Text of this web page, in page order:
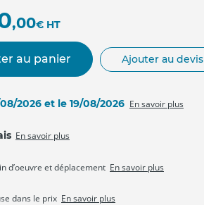
,00€ HT
au panier Ajouter au devis
2026 et le 19/08/2026 En savoir plus
En savoir plus
d’oeuvre et déplacement En savoir plus
dans le prix En savoir plus